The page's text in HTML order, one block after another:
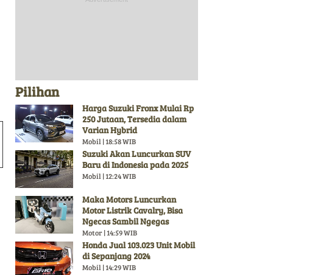
Pilihan
Harga Suzuki Fronx Mulai Rp
250 Jutaan, Tersedia dalam
Varian Hybrid
Mobil | 18:58 WIB
Suzuki Akan Luncurkan SUV
Baru di Indonesia pada 2025
Mobil | 12:24 WIB
Maka Motors Luncurkan
Motor Listrik Cavalry, Bisa
Ngecas Sambil Ngegas
Motor | 14:59 WIB
Honda Jual 103.023 Unit Mobil
di Sepanjang 2024
Mobil | 14:29 WIB